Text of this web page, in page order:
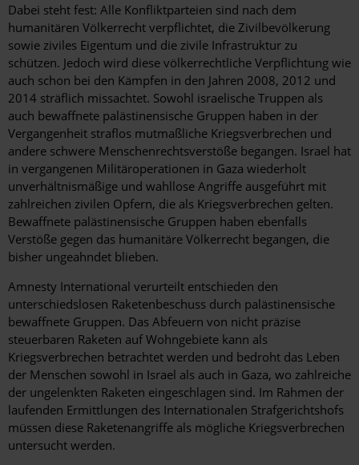
Dabei steht fest: Alle Konfliktparteien sind nach dem
humanitären Völkerrecht verpflichtet, die Zivilbevölkerung
sowie ziviles Eigentum und die zivile Infrastruktur zu
schützen. Jedoch wird diese völkerrechtliche Verpflichtung wie
auch schon bei den Kämpfen in den Jahren 2008, 2012 und
2014 sträflich missachtet. Sowohl israelische Truppen als
auch bewaffnete palästinensische Gruppen haben in der
Vergangenheit straflos mutmaßliche Kriegsverbrechen und
andere schwere Menschenrechtsverstöße begangen. Israel hat
in vergangenen Militäroperationen in Gaza wiederholt
unverhältnismäßige und wahllose Angriffe ausgeführt mit
zahlreichen zivilen Opfern, die als Kriegsverbrechen gelten.
Bewaffnete palästinensische Gruppen haben ebenfalls
Verstöße gegen das humanitäre Völkerrecht begangen, die
bisher ungeahndet blieben.
Amnesty International verurteilt entschieden den
unterschiedslosen Raketenbeschuss durch palästinensische
bewaffnete Gruppen. Das Abfeuern von nicht präzise
steuerbaren Raketen auf Wohngebiete kann als
Kriegsverbrechen betrachtet werden und bedroht das Leben
der Menschen sowohl in Israel als auch in Gaza, wo zahlreiche
der ungelenkten Raketen eingeschlagen sind. Im Rahmen der
laufenden Ermittlungen des Internationalen Strafgerichtshofs
müssen diese Raketenangriffe als mögliche Kriegsverbrechen
untersucht werden.